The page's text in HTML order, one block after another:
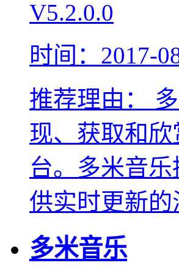
时间：2017-
推荐理由：
现、获取和
台。多米音
供实时更新
多米音乐